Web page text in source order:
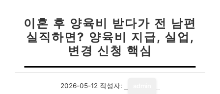
이혼 후 양육비 받다가 전 남편
실직하면? 양육비 지급, 실업,
변경 신청 핵심
2026-05-12 작성자: